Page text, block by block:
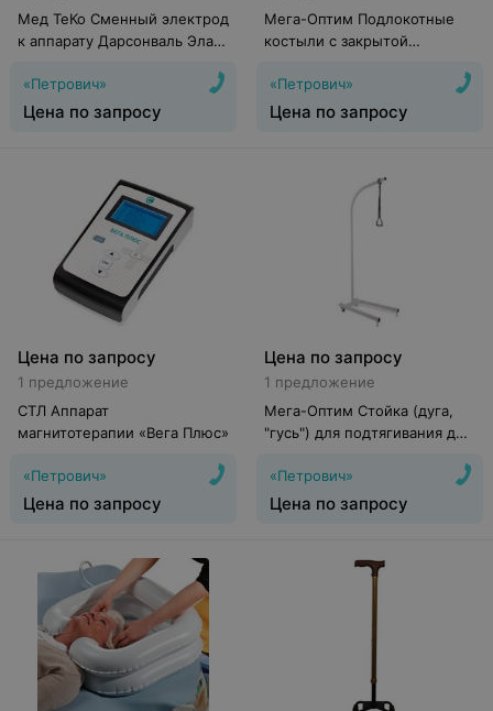
Мед ТеКо Сменный электрод
к аппарату Дарсонваль Элад,
«Петрович»
Цена по запросу
Мега-Оптим Подлокотные
костыли с закрытой
(детско-подростковые)
LK3031 (пара)
«Петрович»
Цена по запросу
Цена по запросу
1 предложение
СТЛ Аппарат
магнитотерапии «Вега Плюс»
«Петрович»
Цена по запросу
Цена по запросу
1 предложение
Мега-Оптим Стойка (дуга,
"гусь") для подтягивания для
«Петрович»
Цена по запросу